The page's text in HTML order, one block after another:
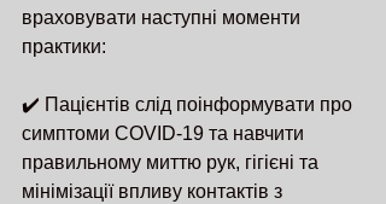
враховувати наступні моменти
практики:
✔️ Пацієнтів слід поінформувати про
симптоми COVID-19 та навчити
правильному миттю рук, гігієні та
мінімізації впливу контактів з